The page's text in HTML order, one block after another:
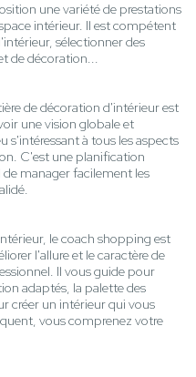
une variété de prestations
intérieur. Il est compétent
sélectionner des
de décoration...
de décoration d'intérieur est
une vision globale et
s'intéressant à tous les aspects
C'est une planification
manager facilement les
le coach shopping est
l'allure et le caractère de
Il vous guide pour
adaptés, la palette des
créer un intérieur qui vous
vous comprenez votre